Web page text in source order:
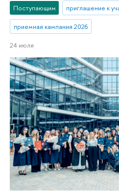
Поступающим приглашение к
приемная кампания 2026
24 июля